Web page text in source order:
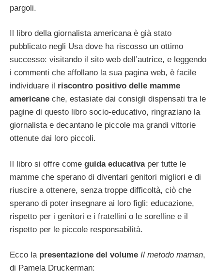
pargoli.
Il libro della giornalista americana è già stato
pubblicato negli Usa dove ha riscosso un ottimo
successo: visitando il sito web dell’autrice, e leggendo
i commenti che affollano la sua pagina web, è facile
individuare il riscontro positivo delle mamme
americane che, estasiate dai consigli dispensati tra le
pagine di questo libro socio-educativo, ringraziano la
giornalista e decantano le piccole ma grandi vittorie
ottenute dai loro piccoli.
Il libro si offre come guida educativaper tutte le
mamme che sperano di diventari genitori migliori e di
riuscire a ottenere, senza troppe difficoltà, ciò che
sperano di poter insegnare ai loro figli: educazione,
rispetto per i genitori e i fratellini o le sorelline e il
rispetto per le piccole responsabilità.
Ecco la presentazione del volume Il metodo maman,
di Pamela Druckerman: